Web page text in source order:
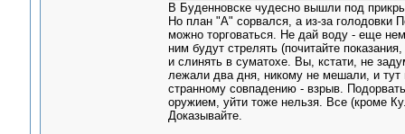
В Буденновске чудесно вышли под
Но план "А" сорвался, а из-за голодовки
можно торговаться. Не дай воду - еще
ним будут стрелять (почитайте
и слинять в суматохе. Вы, кстати, не
лежали два дня, никому не мешали, и тут
странному совпадению - взрыв.
оружием, уйти тоже нельзя. Все (кроме
Доказывайте.